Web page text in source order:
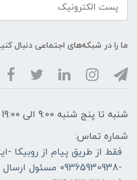
ما را در شبکه‌های اجتماعی دنبال
شنبه تا پنج شنبه 9:00 الی 19:00
شماره تماس:
فقط از طریق پیام از روبیکا -
-09365930938